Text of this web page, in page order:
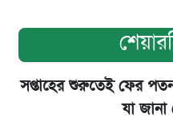
সপ্তাহের শুরুতেই ফের
যা জানা